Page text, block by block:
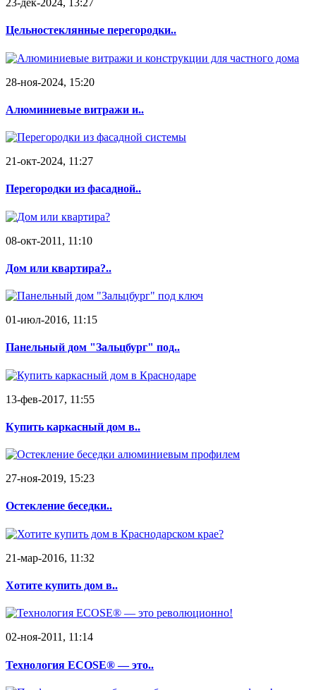
23-дек-2024, 13:27
Цельностеклянные перегородки..
28-ноя-2024, 15:20
Алюминиевые витражи и..
21-окт-2024, 11:27
Перегородки из фасадной..
08-окт-2011, 11:10
Дом или квартира?..
01-июл-2016, 11:15
Панельный дом "Зальцбург" под..
13-фев-2017, 11:55
Купить каркасный дом в..
27-ноя-2019, 15:23
Остекление беседки..
21-мар-2016, 11:32
Хотите купить дом в..
02-ноя-2011, 11:14
Технология ECOSE® — это..